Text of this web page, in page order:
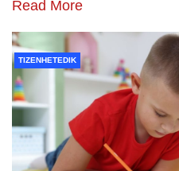
Read More
TIZENHETEDIK